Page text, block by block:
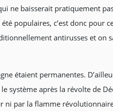
ne baisserait pratiquement
populaires, c’est donc
antirusses et
étaient permanentes.
système après la révolte de
par la flamme